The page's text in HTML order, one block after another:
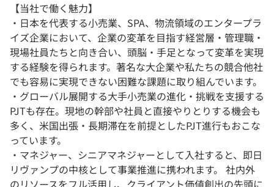
【当社で働く魅力】
・日本を代表する小売業、SPA、物流領域のエンタープラ
イズ企業において、企業の変革を目指す経営層・管理職・
現場社員たちと向き合い、頭脳・手足となって変革を実現
する経験を得られます。著名な大企業や私たちの競合他社
でも容易に実現できない困難な課題に取り組んでいます。
・グローバル展開する大手小売業の進化・挑戦を支援する
PJTも存在。現地の幹部や社員と直接やりとりする機会も
多く、米国出張・長期滞在を前提としたPJT進行もおこな
っています。
・マネジャー、シニアマネジャーとして入社すると、即日
リヴァンプの中核として事業推進に携われます。 社内外